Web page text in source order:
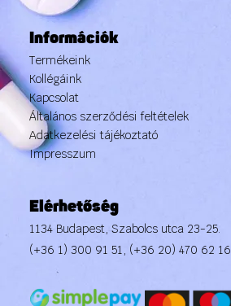
Információk
Termékeink
Kollégáink
Kapcsolat
Általános szerződési feltételek
Adatkezelési tájékoztató
Impresszum
Elérhetőség
1134 Budapest, Szabolcs utca 23-25.
(+36 1) 300 91 51, (+36 20) 470 62 16